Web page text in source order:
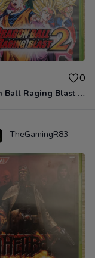
0
Dragon Ball Raging Blast 2 Xbox 360
TheGamingR83